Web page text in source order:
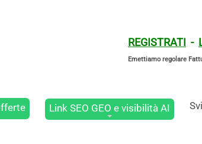
REGISTRATI -
Emettiamo regolare
Link SEO GEO e visibilità AI